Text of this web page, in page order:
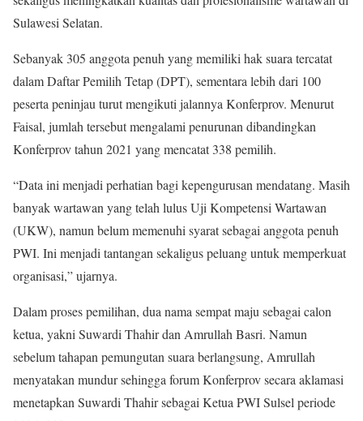
Sulawesi Selatan.
Sebanyak 305 anggota penuh yang memiliki hak suara tercatat
dalam Daftar Pemilih Tetap (DPT), sementara lebih dari 100
peserta peninjau turut mengikuti jalannya Konferprov. Menurut
Faisal, jumlah tersebut mengalami penurunan dibandingkan
Konferprov tahun 2021 yang mencatat 338 pemilih.
“Data ini menjadi perhatian bagi kepengurusan mendatang. Masih
banyak wartawan yang telah lulus Uji Kompetensi Wartawan
(UKW), namun belum memenuhi syarat sebagai anggota penuh
PWI. Ini menjadi tantangan sekaligus peluang untuk memperkuat
organisasi,” ujarnya.
Dalam proses pemilihan, dua nama sempat maju sebagai calon
ketua, yakni Suwardi Thahir dan Amrullah Basri. Namun
sebelum tahapan pemungutan suara berlangsung, Amrullah
menyatakan mundur sehingga forum Konferprov secara aklamasi
menetapkan Suwardi Thahir sebagai Ketua PWI Sulsel periode